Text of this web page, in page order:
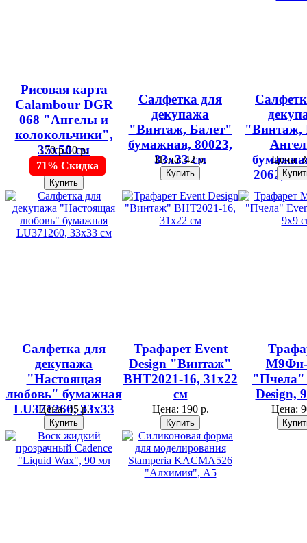
Рисовая карта
Calambour DGR
068 "Ангелы и
колокольчики",
35х50 см
170 р.50 р.
71% Скидка
Салфетка для
декупажа
"Винтаж, Балет"
бумажная, 80023,
33х33 см
Цена:42 р.
2062,
Цена:
Салфетка для
декупажа
"Настоящая
любовь" бумажная
LU371260, 33х33
см
Цена:45 р.
Трафарет Event
Design "Винтаж"
ВНТ2021-16, 31х22
см
Цена: 190 р.
М9Фн-
"Пчела"
Design,
Цена: